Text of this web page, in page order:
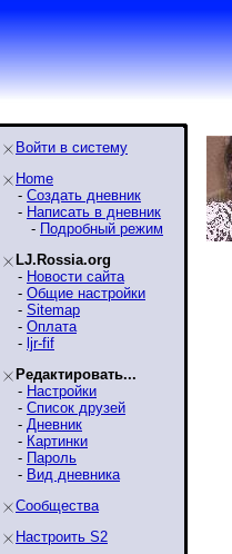
Войти в систему
Home
- Создать дневник
- Написать в дневник
- Подробный режим
LJ.Rossia.org
- Новости сайта
- Общие настройки
- Sitemap
- Оплата
- ljr-fif
Редактировать...
- Настройки
- Список друзей
- Дневник
- Картинки
- Пароль
- Вид дневника
Сообщества
Настроить S2